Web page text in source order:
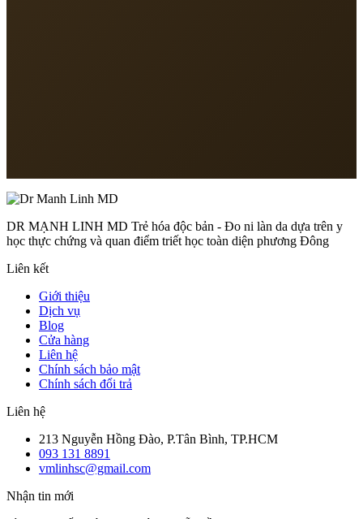
DR MẠNH LINH MD Trẻ hóa độc bản - Đo ni làn da dựa trên y
học thực chứng và quan điểm triết học toàn diện phương Đông
Liên kết
Giới thiệu
Dịch vụ
Blog
Cửa hàng
Liên hệ
Chính sách bảo mật
Chính sách đổi trả
Liên hệ
213 Nguyễn Hồng Đào, P.Tân Bình, TP.HCM
093 131 8891
vmlinhsc@gmail.com
Nhận tin mới